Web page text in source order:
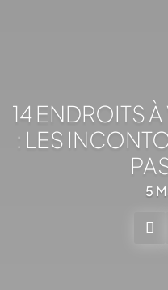
14 ENDROITS
: LES
5